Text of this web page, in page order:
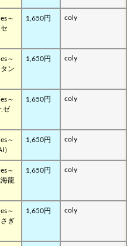
～
1,650円 coly
～
ン
1,650円 coly
～
ゼ
1,650円 coly
～
）
1,650円 coly
～
龍
1,650円 coly
～
ぎ
1,650円 coly